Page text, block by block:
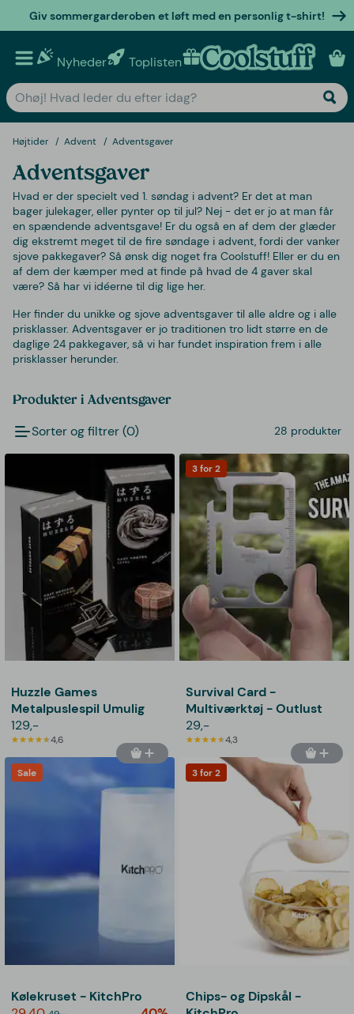
Giv sommergarderoben et løft med en personlig t-shirt!
Nyheder Toplisten Personlige gaver
Højtider Advent Adventsgaver
Adventsgaver
Hvad er der specielt ved 1. søndag i advent? Er det at man
bager julekager, eller pynter op til jul? Nej - det er jo at man får
en spændende adventsgave! Er du også en af dem der glæder
dig ekstremt meget til de fire søndage i advent, fordi der vanker
sjove pakkegaver? Så ønsk dig noget fra Coolstuff! Eller er du en
af dem der kæmper med at finde på hvad de 4 gaver skal
være? Så har vi idéerne til dig lige her.
Her finder du unikke og sjove adventsgaver til alle aldre og i alle
prisklasser. Adventsgaver er jo traditionen tro lidt større en de
daglige 24 pakkegaver, så vi har fundet inspiration frem i alle
prisklasser herunder.
Produkter i Adventsgaver
Sorter og filtrer (0) 28 produkter
Huzzle Games
Metalpuslespil Umulig
129,-
4,6
3 for 2
Survival Card -
Multiværktøj - Outlust
29,-
4,3
Sale
Kølekruset - KitchPro
3 for 2
Chips- og Dipskål -